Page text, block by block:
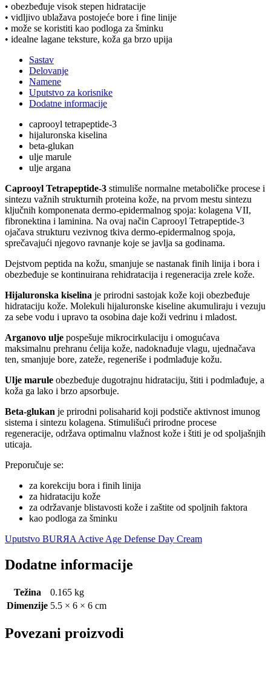
• obezbeđuje visok stepen hidratacije
• vidljivo ublažava postojeće bore i fine linije
• može se koristiti kao podloga za šminku
• idealne lagane teksture, koža ga brzo upija
Sastav
Delovanje
Namene
Uputstvo za korisnike
Dodatne informacije
caprooyl tetrapeptide-3
hijaluronska kiselina
beta-glukan
ulje marule
ulje argana
Caprooyl Tetrapeptide-3 stimuliše normalne metaboličke procese i
sintezu važnih strukturnih proteina kože, na prvom mestu sintezu
ključnih komponenata dermo-epidermalnog spoja: kolagena VII,
fibronektina i laminina. Na ovaj način Caprooyl Tetrapeptide-3
ojačava strukturu vezivnog tkiva dermo-epidermalnog spoja,
sprečavajući njegovo ravnanje koje se javlja sa godinama.
Dejstvom peptida na kožu, smanjuje se nastanak finih linija i bora i
obezbeđuje se kontinuirana rehidratacija i regeneracija zrele kože.
Hijaluronska kiselina je prirodni sastojak kože koji obezbeđuje
hidrataciju kože. Molekuli hijaluronske kiseline akumuliraju i vezuju
za sebe vodu i upravo ta osobina daje koži vedrinu i mladost.
Arganovo ulje pospešuje mikrocirkulaciju i omogućava
maksimalnu prehranu ćelija kože, nadoknađuje vlagu, ujednačava
ten, smanjuje bore, zateže, regeneriše i podmlađuje kožu.
Ulje marule obezbeđuje dugotrajnu hidrataciju, štiti i podmlađuje, a
koža ga lako i brzo apsorbuje.
Beta-glukan je prirodni polisaharid koji podstiče aktivnost imunog
sistema i sintezu kolagena. Stimulišući prirodne procese
regeneracije, održava optimalnu vlažnost kože i štiti je od spoljašnjih
uticaja.
Preporučuje se:
za korekciju bora i finih linija
za hidrataciju kože
za održavanje blistavosti kože i zaštite od spoljnih faktora
kao podloga za šminku
Uputstvo BURЯA Active Age Defense Day Cream
Dodatne informacije
Težina
0.165 kg
Dimenzije 5.5 × 6 × 6 cm
Povezani proizvodi